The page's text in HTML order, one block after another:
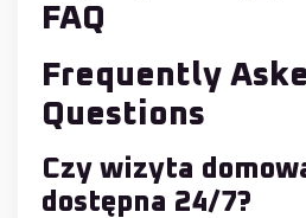
FAQ
Frequently
Questions
Czy wizyta
dostępna 24/7?